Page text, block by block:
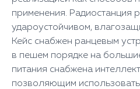
применения. Радиостанция
удароустойчивом,
Кейс снабжен ранцевым
в пешем порядке на
питания снабжена
позволяющим